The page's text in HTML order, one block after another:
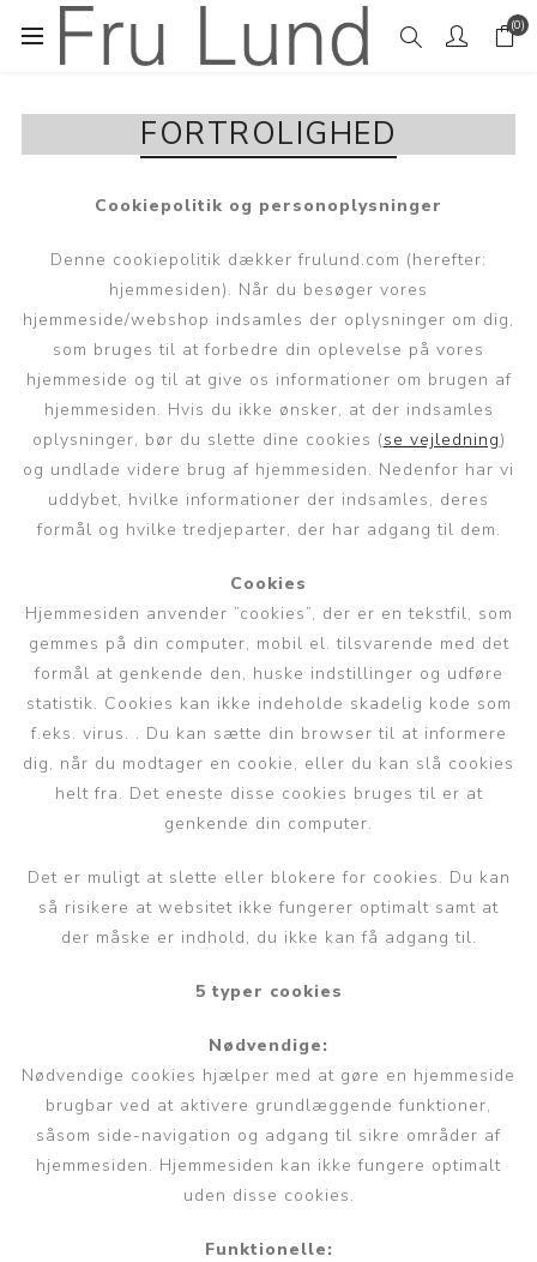
(0)
FORTROLIGHED
Cookiepolitik og personoplysninger
Denne cookiepolitik dækker frulund.com (herefter:
hjemmesiden). Når du besøger vores
hjemmeside/webshop indsamles der oplysninger om dig,
som bruges til at forbedre din oplevelse på vores
hjemmeside og til at give os informationer om brugen af
hjemmesiden. Hvis du ikke ønsker, at der indsamles
oplysninger, bør du slette dine cookies (se vejledning)
og undlade videre brug af hjemmesiden. Nedenfor har vi
uddybet, hvilke informationer der indsamles, deres
formål og hvilke tredjeparter, der har adgang til dem.
Cookies
Hjemmesiden anvender ”cookies”, der er en tekstfil, som
gemmes på din computer, mobil el. tilsvarende med det
formål at genkende den, huske indstillinger og udføre
statistik. Cookies kan ikke indeholde skadelig kode som
f.eks. virus. . Du kan sætte din browser til at informere
dig, når du modtager en cookie, eller du kan slå cookies
helt fra. Det eneste disse cookies bruges til er at
genkende din computer.
Det er muligt at slette eller blokere for cookies. Du kan
så risikere at websitet ikke fungerer optimalt samt at
der måske er indhold, du ikke kan få adgang til.
5 typer cookies
Nødvendige:
Nødvendige cookies hjælper med at gøre en hjemmeside
brugbar ved at aktivere grundlæggende funktioner,
såsom side-navigation og adgang til sikre områder af
hjemmesiden. Hjemmesiden kan ikke fungere optimalt
uden disse cookies.
Funktionelle: